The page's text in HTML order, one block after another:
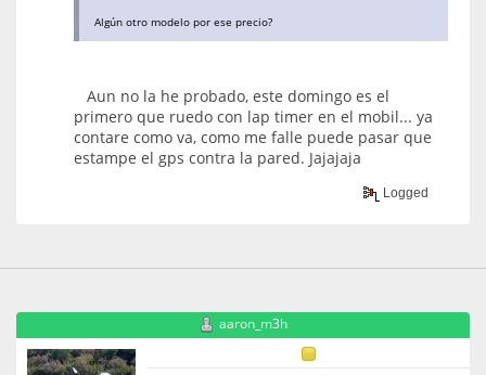
Algún otro modelo por ese precio?
Aun no la he probado, este domingo es el
primero que ruedo con lap timer en el mobil... ya
contare como va, como me falle puede pasar que
estampe el gps contra la pared. Jajajaja
Logged
aaron_m3h